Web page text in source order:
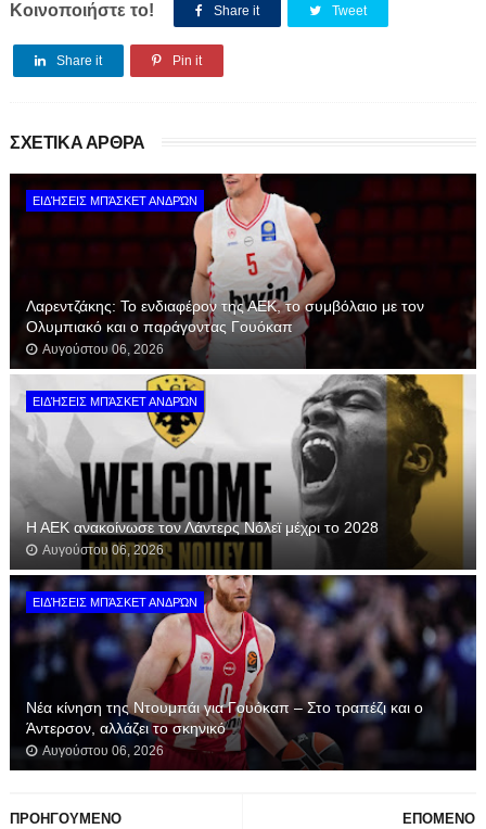
Κοινοποιήστε το! Share it Tweet
Share it Pin it
ΣΧΕΤΙΚΑ ΑΡΘΡΑ
ΕΙΔΉΣΕΙΣ ΜΠΆΣΚΕΤ ΑΝΔΡΏΝ
Λαρεντζάκης: Το ενδιαφέρον της ΑΕΚ, το συμβόλαιο με τον
Ολυμπιακό και ο παράγοντας Γουόκαπ
Αυγούστου 06, 2026
ΕΙΔΉΣΕΙΣ ΜΠΆΣΚΕΤ ΑΝΔΡΏΝ
Η ΑΕΚ ανακοίνωσε τον Λάντερς Νόλεϊ μέχρι το 2028
Αυγούστου 06, 2026
ΕΙΔΉΣΕΙΣ ΜΠΆΣΚΕΤ ΑΝΔΡΏΝ
Νέα κίνηση της Ντουμπάι για Γουόκαπ – Στο τραπέζι και ο
Άντερσον, αλλάζει το σκηνικό
Αυγούστου 06, 2026
ΕΠΟΜΕΝΟ
ΠΡΟΗΓΟΥΜΕΝΟ